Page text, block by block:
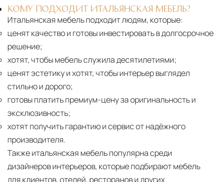
КОМУ ПОДХОДИТ ИТАЛЬЯНСКАЯ МЕБЕЛЬ?
Итальянская мебель подходит людям, которые:
ценят качество и готовы инвестировать в долгосрочное
решение;
хотят, чтобы мебель служила десятилетиями;
ценят эстетику и хотят, чтобы интерьер выглядел
стильно и дорого;
готовы платить премиум-цену за оригинальность и
эксклюзивность;
хотят получить гарантию и сервис от надёжного
производителя.
Также итальянская мебель популярна среди
дизайнеров интерьеров, которые подбирают мебель
для клиентов, отелей, ресторанов и других